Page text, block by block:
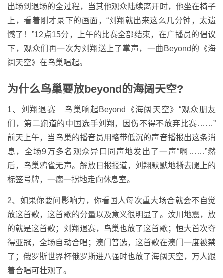
出场到退场的全过程，当其他观众陆续离开时，他坐在椅子
上，看着刚才录下的画面，“刘翔就出来这么几分钟，太遗
憾了！”12点15分，上午的比赛全部结束，在广播员的倡议
下，观众们再一次为刘翔送上了掌声，一曲Beyond的《海
阔天空》在鸟巢唱起。
为什么鸟巢要放beyond的海阔天空?
1、刘翔退赛 鸟巢响起Beyond《海阔天空》“观众朋友
们，第二跑道的中国选手刘翔，因伤不得不放弃比赛……”
前天上午，当鸟巢的播音员用略带低沉的声音播报出这条消
息，全场9万多名观众异口同声地发出了一声“啊……”然
后，鸟巢鸦雀无声。解放日报报道，刘翔默默地撕去腿上的
标签号牌，一瘸一拐地走向休息室。
2、如果你要问影响力，你看国人每次重大场合就会不自觉
放这首歌，这首歌的分量以及意义很明显了。汶川地震，放
的就是这首歌；刘翔退赛，鸟巢也放了这首歌；恒大首次夺
得亚冠，全场自动合唱；澳门普选，这首歌在澳门一度被禁
了；俄罗斯世界杯俄罗斯进八强时也放了海阔天空，万人跟
着合唱可壮观了。